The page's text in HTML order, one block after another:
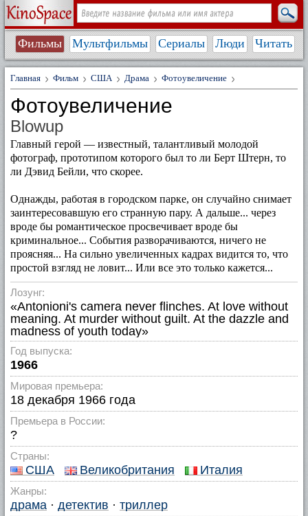
Фильмы Мультфильмы Сериалы Люди Читать
Главная Фильм США Драма Фотоувеличение
Фотоувеличение
Blowup
Главный герой — известный, талантливый молодой
фотограф, прототипом которого был то ли Берт Штерн, то
ли Дэвид Бейли, что скорее.
Однажды, работая в городском парке, он случайно снимает
заинтересовавшую его странную пару. А дальше... через
вроде бы романтическое просвечивает вроде бы
криминальное... События разворачиваются, ничего не
проясняя... На сильно увеличенных кадрах видится то, что
простой взгляд не ловит... Или все это только кажется...
Лозунг:
«Antonioni's camera never flinches. At love without
meaning. At murder without guilt. At the dazzle and
madness of youth today»
Год выпуска:
1966
Мировая премьера:
18 декабря 1966 года
Премьера в России:
?
Страны:
США Великобритания Италия
Жанры:
драма · детектив · триллер